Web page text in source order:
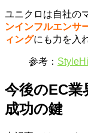
ユニクロは自社の
ンインフルエンサ
ィングにも力を入
参考：
今後のEC
成功の鍵